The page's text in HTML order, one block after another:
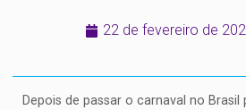
22 de fevereiro de
Depois de passar o carnaval no